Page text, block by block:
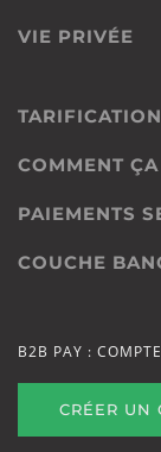
VIE PRIVÉE
TARIFICATION
COMMENT
PAIEMENTS
COUCHE
B2B PAY :
CRÉER UN